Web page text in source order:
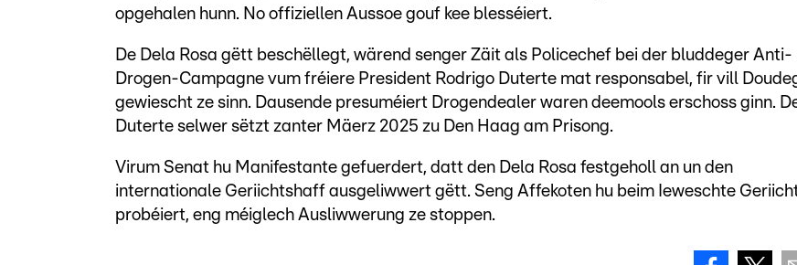
opgehalen hunn. No offiziellen Aussoe gouf kee blesséiert.
De Dela Rosa gëtt beschëllegt, wärend senger Zäit als Policechef bei der bluddeger Anti-
Drogen-Campagne vum fréiere President Rodrigo Duterte mat responsabel, fir vill
gewiescht ze sinn. Dausende presuméiert Drogendealer waren deemools erschoss ginn.
Duterte selwer sëtzt zanter Mäerz 2025 zu Den Haag am Prisong.
Virum Senat hu Manifestante gefuerdert, datt den Dela Rosa festgeholl an un den
internationale Geriichtshaff ausgeliwwert gëtt. Seng Affekoten hu beim Ieweschte
probéiert, eng méiglech Ausliwwerung ze stoppen.